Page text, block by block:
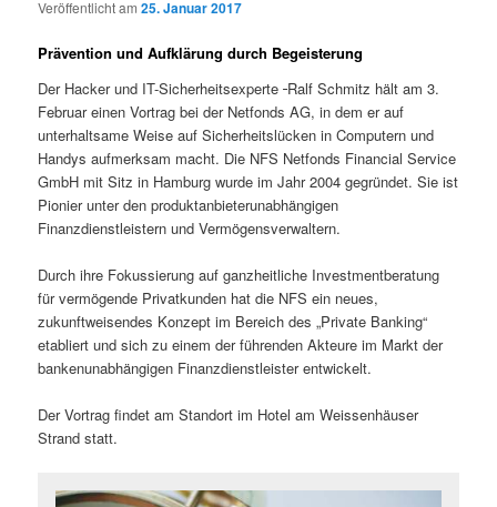
Veröffentlicht am25. Januar 2017
Prävention und Aufklärung durch Begeisterung
Der Hacker und IT-Sicherheitsexperte Ralf Schmitz hält am 3.
Februar einen Vortrag bei der Netfonds AG, in dem er auf
unterhaltsame Weise auf Sicherheitslücken in Computern und
Handys aufmerksam macht. Die NFS Netfonds Financial Service
GmbH mit Sitz in Hamburg wurde im Jahr 2004 gegründet. Sie ist
Pionier unter den produktanbieterunabhängigen
Finanzdienstleistern und Vermögensverwaltern.
Durch ihre Fokussierung auf ganzheitliche Investmentberatung
für vermögende Privatkunden hat die NFS ein neues,
zukunftweisendes Konzept im Bereich des „Private Banking“
etabliert und sich zu einem der führenden Akteure im Markt der
bankenunabhängigen Finanzdienstleister entwickelt.
Der Vortrag findet am Standort im Hotel am Weissenhäuser
Strand statt.